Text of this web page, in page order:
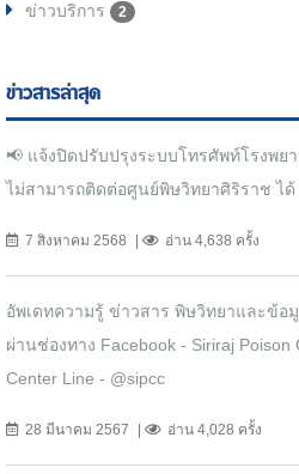
ข่าวบริการ 2
ข่าวสารล่าสุด
📢 แจ้งปิดปรับปรุงระบบโทรศัพท์โรงพย
ไม่สามารถติดต่อศูนย์พิษวิทยาศิริราช ได้
7 สิงหาคม 2568 อ่าน 4,638 ครั้ง
อัพเดทความรู้ ข่าวสาร พิษวิทยาและข้อ
ผ่านช่องทาง Facebook - Siriraj Poison
Center Line - @sipcc
28 มีนาคม 2567 อ่าน 4,028 ครั้ง